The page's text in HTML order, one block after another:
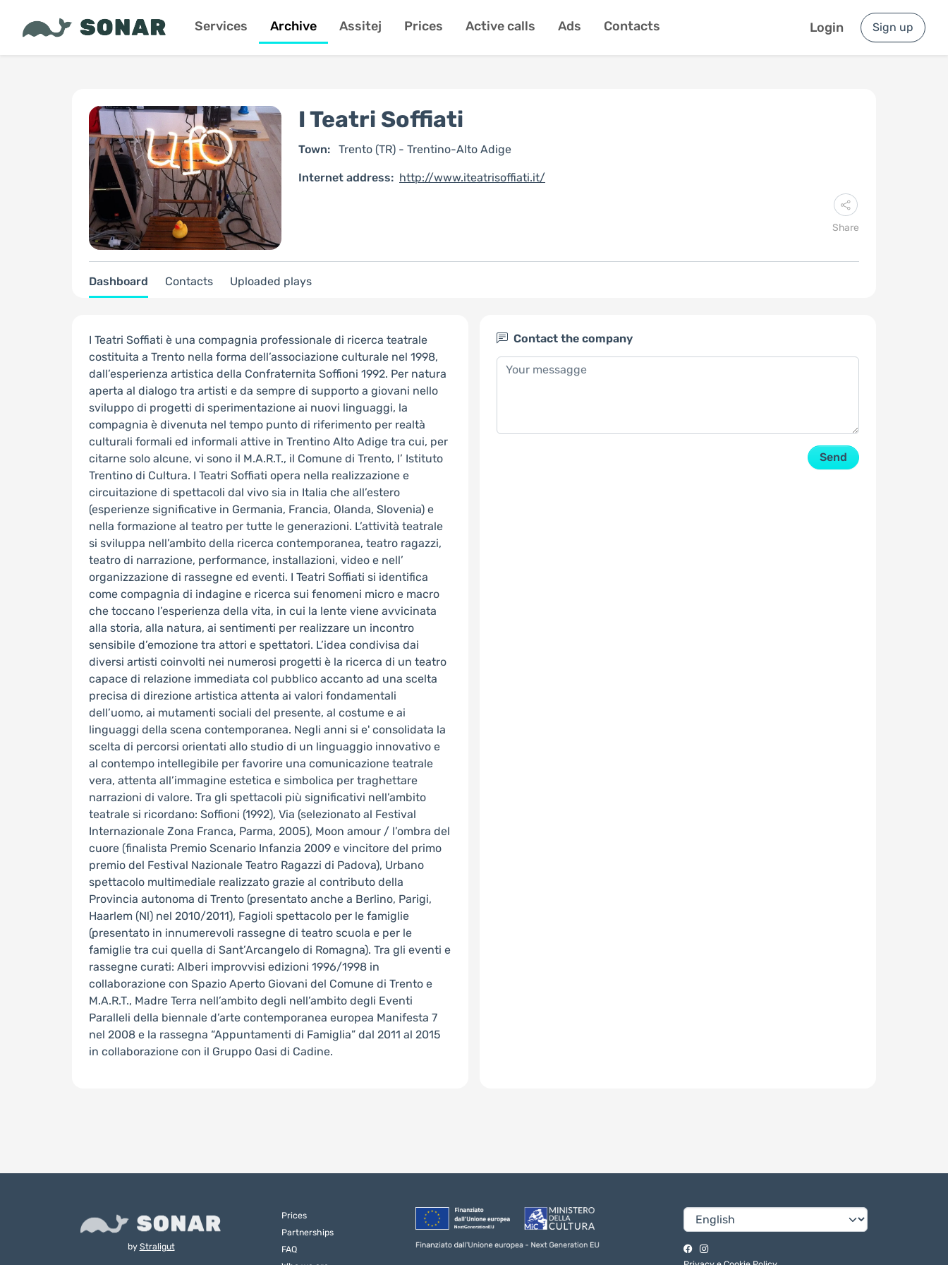
Services Archive Assitej Prices Active calls Ads Contacts Login Sign up
I Teatri Soffiati
Town: Trento (TR) - Trentino-Alto Adige
Internet address: http://www.iteatrisoffiati.it/
Share
Dashboard Contacts Uploaded plays
I Teatri Soffiati è una compagnia professionale di ricerca teatrale
costituita a Trento nella forma dell’associazione culturale nel 1998,
dall’esperienza artistica della Confraternita Soffioni 1992. Per natura
aperta al dialogo tra artisti e da sempre di supporto a giovani nello
sviluppo di progetti di sperimentazione ai nuovi linguaggi, la
compagnia è divenuta nel tempo punto di riferimento per realtà
culturali formali ed informali attive in Trentino Alto Adige tra cui, per
citarne solo alcune, vi sono il M.A.R.T., il Comune di Trento, l’ Istituto
Trentino di Cultura. I Teatri Soffiati opera nella realizzazione e
circuitazione di spettacoli dal vivo sia in Italia che all’estero
(esperienze significative in Germania, Francia, Olanda, Slovenia) e
nella formazione al teatro per tutte le generazioni. L’attività teatrale
si sviluppa nell’ambito della ricerca contemporanea, teatro ragazzi,
teatro di narrazione, performance, installazioni, video e nell’
organizzazione di rassegne ed eventi. I Teatri Soffiati si identifica
come compagnia di indagine e ricerca sui fenomeni micro e macro
che toccano l’esperienza della vita, in cui la lente viene avvicinata
alla storia, alla natura, ai sentimenti per realizzare un incontro
sensibile d’emozione tra attori e spettatori. L’idea condivisa dai
diversi artisti coinvolti nei numerosi progetti è la ricerca di un teatro
capace di relazione immediata col pubblico accanto ad una scelta
precisa di direzione artistica attenta ai valori fondamentali
dell’uomo, ai mutamenti sociali del presente, al costume e ai
linguaggi della scena contemporanea. Negli anni si e' consolidata la
scelta di percorsi orientati allo studio di un linguaggio innovativo e
al contempo intellegibile per favorire una comunicazione teatrale
vera, attenta all’immagine estetica e simbolica per traghettare
narrazioni di valore. Tra gli spettacoli più significativi nell’ambito
teatrale si ricordano: Soffioni (1992), Via (selezionato al Festival
Internazionale Zona Franca, Parma, 2005), Moon amour / l’ombra del
cuore (finalista Premio Scenario Infanzia 2009 e vincitore del primo
premio del Festival Nazionale Teatro Ragazzi di Padova), Urbano
spettacolo multimediale realizzato grazie al contributo della
Provincia autonoma di Trento (presentato anche a Berlino, Parigi,
Haarlem (Nl) nel 2010/2011), Fagioli spettacolo per le famiglie
(presentato in innumerevoli rassegne di teatro scuola e per le
famiglie tra cui quella di Sant’Arcangelo di Romagna). Tra gli eventi e
rassegne curati: Alberi improvvisi edizioni 1996/1998 in
collaborazione con Spazio Aperto Giovani del Comune di Trento e
M.A.R.T., Madre Terra nell’ambito degli nell’ambito degli Eventi
Paralleli della biennale d’arte contemporanea europea Manifesta 7
nel 2008 e la rassegna “Appuntamenti di Famiglia” dal 2011 al 2015
in collaborazione con il Gruppo Oasi di Cadine.
Contact the company
Send
by Straligut
Prices
Partnerships
FAQ